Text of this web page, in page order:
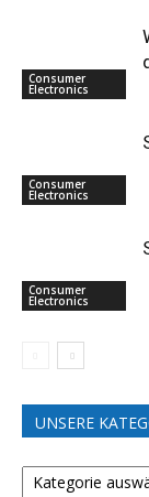
Consumer
Electronics
Consumer
Electronics
Consumer
Electronics
UNSERE
UNSERE
KATEGORIEN